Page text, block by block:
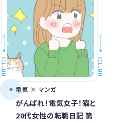
COLUMN COLUMN
電気 × マンガ
がんばれ！電気女子！猫と
20代女性の転職日記 第